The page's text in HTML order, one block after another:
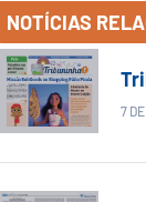
NOTÍCIAS
7